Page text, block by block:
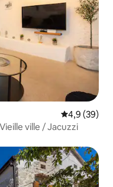
Évaluation
4,9 (39)
ville / Jacuzzi